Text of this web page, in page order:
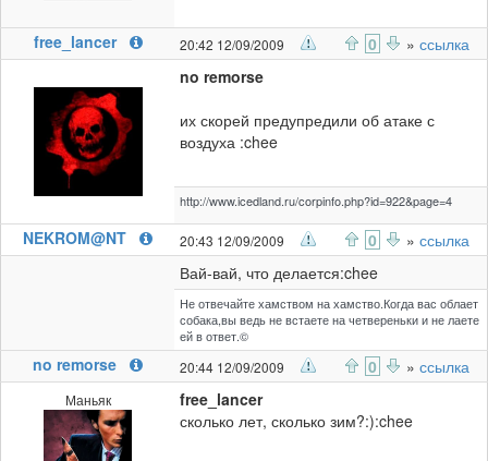
free_lancer 20:42 12/09/2009 0 » ссылка
no remorse
их скорей предупредили об атаке с
воздуха :chee
http://www.icedland.ru/corpinfo.php?id=922&page=4
NEKROM@NT 20:43 12/09/2009 0 » ссылка
Вай-вай, что делается:chee
Не отвечайте хамством на хамство.Когда вас облает
собака,вы ведь не встаете на четвереньки и не лаете
ей в ответ.©
no remorse 20:44 12/09/2009 0 » ссылка
Маньяк
free_lancer
сколько лет, сколько зим?:):chee